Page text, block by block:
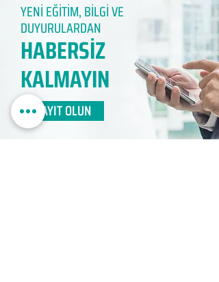
YENİ EĞİTİM, BİLGİ VE
DUYURULARDAN
HABERSİZ
KALMAYIN​
KAYIT OLUN